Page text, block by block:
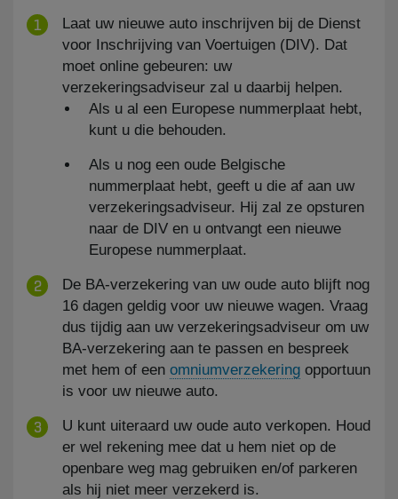
Laat uw nieuwe auto inschrijven bij de Dienst
voor Inschrijving van Voertuigen (DIV). Dat
moet online gebeuren: uw
verzekeringsadviseur zal u daarbij helpen.
Als u al een Europese nummerplaat hebt,
kunt u die behouden.
Als u nog een oude Belgische
nummerplaat hebt, geeft u die af aan uw
verzekeringsadviseur. Hij zal ze opsturen
naar de DIV en u ontvangt een nieuwe
Europese nummerplaat.
De BA-verzekering van uw oude auto blijft nog
16 dagen geldig voor uw nieuwe wagen. Vraag
dus tijdig aan uw verzekeringsadviseur om uw
BA-verzekering aan te passen en bespreek
met hem of een omniumverzekering opportuun
is voor uw nieuwe auto.
U kunt uiteraard uw oude auto verkopen. Houd
er wel rekening mee dat u hem niet op de
openbare weg mag gebruiken en/of parkeren
als hij niet meer verzekerd is.